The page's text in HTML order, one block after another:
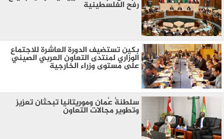
رفح الفلسطينية
بكين تستضيف الدورة العاشرة للاجتماع
الوزاري لمنتدى التعاون العربي الصيني
على مستوى وزراء الخارجية
سلطنةُ عُمان وموريتانيا تبحثان تعزيز
وتطوير مجالات التعاون